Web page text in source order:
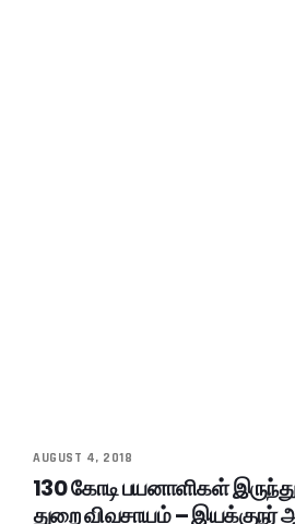
AUGUST 4, 2018
130 கோடி பயனாளிகள்
துறை விவசாயம் –